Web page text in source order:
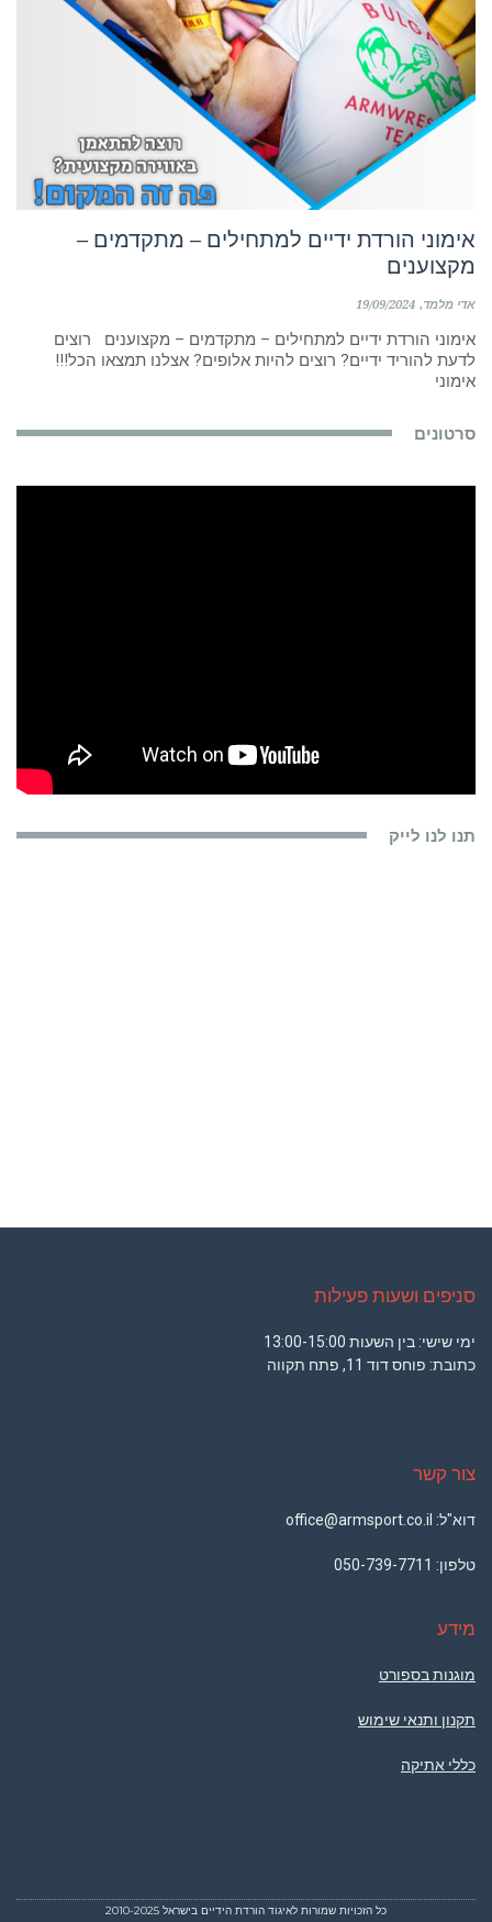
אימוני הורדת ידיים למתחילים – מתקדמים –
מקצוענים
אדי מלמד 19/09/2024
אימוני הורדת ידיים למתחילים – מתקדמים – מקצוענים רוצים
לדעת להוריד ידיים? רוצים להיות אלופים? אצלנו תמצאו הכל!!!
אימוני
סרטונים
תנו לנו לייק
סניפים ושעות פעילות
ימי שישי: בין השעות 13:00-15:00
כתובת: פוחס דוד 11, פתח תקווה
צור קשר
דוא"ל: office@armsport.co.il
טלפון: 050-739-7711
מידע
מוגנות בספורט
תקנון ותנאי שימוש
כללי אתיקה
כל הזכויות שמורות לאיגוד הורדת הידיים בישראל 2010-2025